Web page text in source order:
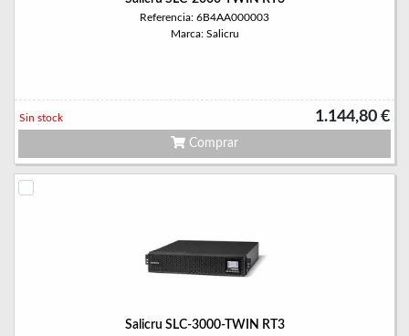
Referencia: 6B4AA000003
Marca: Salicru
1.144,80 €
Sin stock
Comprar
Salicru SLC-3000-TWIN RT3